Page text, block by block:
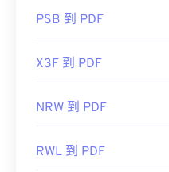
PSB 到 PDF
X3F 到 PDF
NRW 到 PDF
RWL 到 PDF